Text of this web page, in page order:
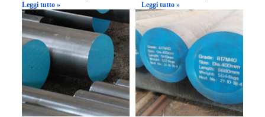
Leggi tutto » Leggi tutto »